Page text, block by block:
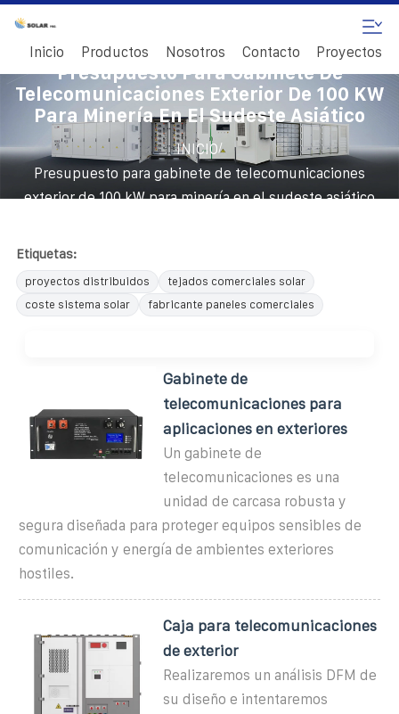
Inicio Productos Nosotros Contacto Proyectos
Presupuesto Para Gabinete De
Telecomunicaciones Exterior De 100 KW
Para Minería En El Sudeste Asiático
INICIO/
Presupuesto para gabinete de telecomunicaciones
exterior de 100 kW para minería en el sudeste asiático
Etiquetas:
proyectos distribuidos
tejados comerciales solar
coste sistema solar
fabricante paneles comerciales
Gabinete de
telecomunicaciones para
aplicaciones en exteriores
Un gabinete de
telecomunicaciones es una
unidad de carcasa robusta y
segura diseñada para proteger equipos sensibles de
comunicación y energía de ambientes exteriores
hostiles.
Caja para telecomunicaciones
de exterior
Realizaremos un análisis DFM de
su diseño e intentaremos